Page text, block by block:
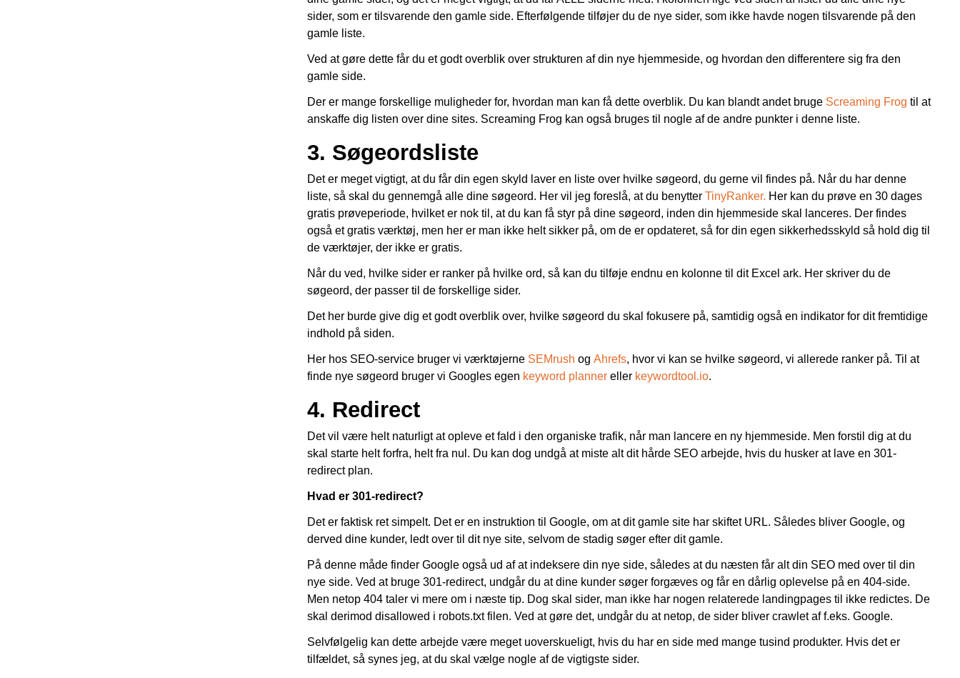
sider, som er tilsvarende den gamle side. Efterfølgende tilføjer du de nye sider, som ikke havde nogen tilsvarende på den
gamle liste.
Ved at gøre dette får du et godt overblik over strukturen af din nye hjemmeside, og hvordan den differentere sig fra den
gamle side.
Der er mange forskellige muligheder for, hvordan man kan få dette overblik. Du kan blandt andet bruge Screaming Frog til at
anskaffe dig listen over dine sites. Screaming Frog kan også bruges til nogle af de andre punkter i denne liste.
3. Søgeordsliste
Det er meget vigtigt, at du får din egen skyld laver en liste over hvilke søgeord, du gerne vil findes på. Når du har denne
liste, så skal du gennemgå alle dine søgeord. Her vil jeg foreslå, at du benytter TinyRanker. Her kan du prøve en 30 dages
gratis prøveperiode, hvilket er nok til, at du kan få styr på dine søgeord, inden din hjemmeside skal lanceres. Der findes
også et gratis værktøj, men her er man ikke helt sikker på, om de er opdateret, så for din egen sikkerhedsskyld så hold dig til
de værktøjer, der ikke er gratis.
Når du ved, hvilke sider er ranker på hvilke ord, så kan du tilføje endnu en kolonne til dit Excel ark. Her skriver du de
søgeord, der passer til de forskellige sider.
Det her burde give dig et godt overblik over, hvilke søgeord du skal fokusere på, samtidig også en indikator for dit fremtidige
indhold på siden.
Her hos SEO-service bruger vi værktøjerne SEMrush og Ahrefs, hvor vi kan se hvilke søgeord, vi allerede ranker på. Til at
finde nye søgeord bruger vi Googles egen keyword planner eller keywordtool.io.
4. Redirect
Det vil være helt naturligt at opleve et fald i den organiske trafik, når man lancere en ny hjemmeside. Men forstil dig at du
skal starte helt forfra, helt fra nul. Du kan dog undgå at miste alt dit hårde SEO arbejde, hvis du husker at lave en 301-
redirect plan.
Hvad er 301-redirect?
Det er faktisk ret simpelt. Det er en instruktion til Google, om at dit gamle site har skiftet URL. Således bliver Google, og
derved dine kunder, ledt over til dit nye site, selvom de stadig søger efter dit gamle.
På denne måde finder Google også ud af at indeksere din nye side, således at du næsten får alt din SEO med over til din
nye side. Ved at bruge 301-redirect, undgår du at dine kunder søger forgæves og får en dårlig oplevelse på en 404-side.
Men netop 404 taler vi mere om i næste tip. Dog skal sider, man ikke har nogen relaterede landingpages til ikke redictes. De
skal derimod disallowed i robots.txt filen. Ved at gøre det, undgår du at netop, de sider bliver crawlet af f.eks. Google.
Selvfølgelig kan dette arbejde være meget uoverskueligt, hvis du har en side med mange tusind produkter. Hvis det er
tilfældet, så synes jeg, at du skal vælge nogle af de vigtigste sider.